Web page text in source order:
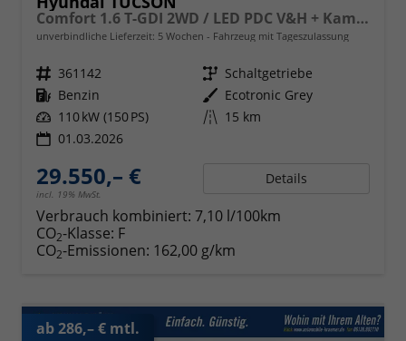
Comfort 1.6 T-GDI 2WD / LED PDC V&H + Kamera Sitz Lenkradheizung Alu 18"
unverbindliche Lieferzeit: 5 Wochen Fahrzeug mit Tageszulassung
Fahrzeugnr. 361142 Getriebe Schaltgetriebe
Kraftstoff Benzin Außenfarbe Ecotronic Grey
Leistung 110 kW (150 PS) Kilometerstand 15 km
01.03.2026
29.550,– €
incl. 19% MwSt.
Details
Verbrauch kombiniert: 7,10 l/100km
CO2-Klasse: F
CO2-Emissionen: 162,00 g/km
ab 286,– € mtl.